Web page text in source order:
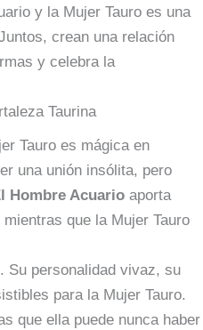
y la Mujer Tauro es una
crean una relación
y celebra la
Taurina
Tauro es mágica en
una unión insólita, pero
Hombre Acuario aporta
que la Mujer Tauro
Su personalidad vivaz, su
para la Mujer Tauro.
que ella puede nunca haber